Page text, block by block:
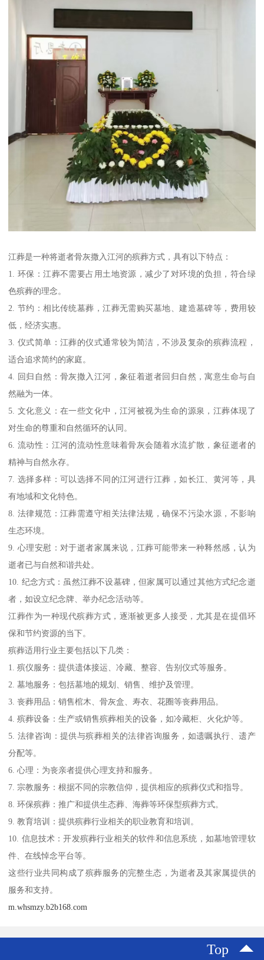
江葬是一种将逝者骨灰撒入江河的殡葬方式，具有以下特点：
1. 环保：江葬不需要占用土地资源，减少了对环境的负担，符合绿
色殡葬的理念。
2. 节约：相比传统墓葬，江葬无需购买墓地、建造墓碑等，费用较
低，经济实惠。
3. 仪式简单：江葬的仪式通常较为简洁，不涉及复杂的殡葬流程，
适合追求简约的家庭。
4. 回归自然：骨灰撒入江河，象征着逝者回归自然，寓意生命与自
然融为一体。
5. 文化意义：在一些文化中，江河被视为生命的源泉，江葬体现了
对生命的尊重和自然循环的认同。
6. 流动性：江河的流动性意味着骨灰会随着水流扩散，象征逝者的
精神与自然永存。
7. 选择多样：可以选择不同的江河进行江葬，如长江、黄河等，具
有地域和文化特色。
8. 法律规范：江葬需遵守相关法律法规，确保不污染水源，不影响
生态环境。
9. 心理安慰：对于逝者家属来说，江葬可能带来一种释然感，认为
逝者已与自然和谐共处。
10. 纪念方式：虽然江葬不设墓碑，但家属可以通过其他方式纪念逝
者，如设立纪念牌、举办纪念活动等。
江葬作为一种现代殡葬方式，逐渐被更多人接受，尤其是在提倡环
保和节约资源的当下。
殡葬适用行业主要包括以下几类：
1. 殡仪服务：提供遗体接运、冷藏、整容、告别仪式等服务。
2. 墓地服务：包括墓地的规划、销售、维护及管理。
3. 丧葬用品：销售棺木、骨灰盒、寿衣、花圈等丧葬用品。
4. 殡葬设备：生产或销售殡葬相关的设备，如冷藏柜、火化炉等。
5. 法律咨询：提供与殡葬相关的法律咨询服务，如遗嘱执行、遗产
分配等。
6. 心理：为丧亲者提供心理支持和服务。
7. 宗教服务：根据不同的宗教信仰，提供相应的殡葬仪式和指导。
8. 环保殡葬：推广和提供生态葬、海葬等环保型殡葬方式。
9. 教育培训：提供殡葬行业相关的职业教育和培训。
10. 信息技术：开发殡葬行业相关的软件和信息系统，如墓地管理软
件、在线悼念平台等。
这些行业共同构成了殡葬服务的完整生态，为逝者及其家属提供的
服务和支持。
m.whsmzy.b2b168.com
Top